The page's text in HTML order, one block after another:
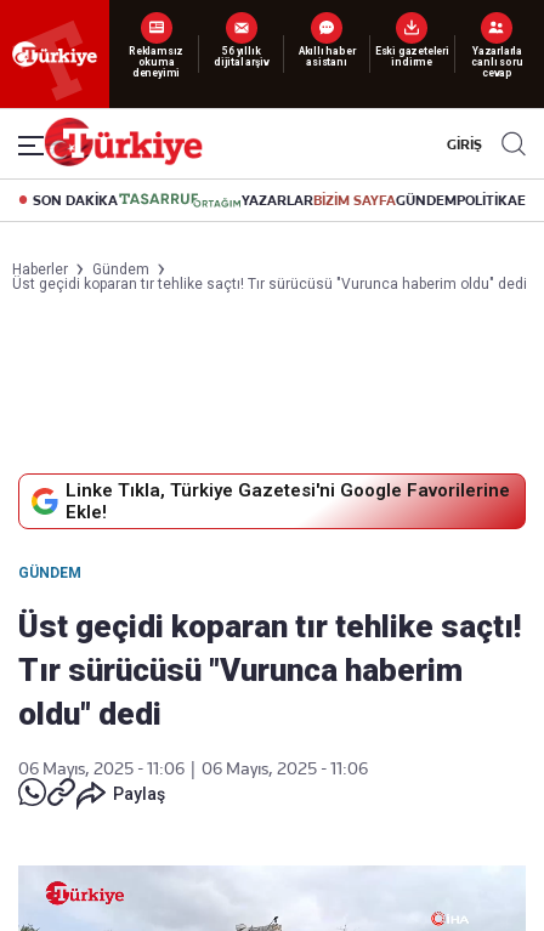
Yeni nesil dijital
abonelik 19 TL’den başlayan fiyatlarla.
GİRİŞ
SON DAKİKA YAZARLARBİZİM SAYFAGÜNDEMPOLİTİKA
Haberler
Gündem
Üst geçidi koparan tır tehlike saçtı! Tır sürücüsü "Vurunca haberim oldu" dedi
Linke Tıkla, Türkiye Gazetesi'ni Google Favorilerine
Ekle!
GÜNDEM
Üst geçidi koparan tır tehlike saçtı!
Tır sürücüsü "Vurunca haberim
oldu" dedi
06 Mayıs, 2025 - 11:06
06 Mayıs, 2025 - 11:06
Paylaş